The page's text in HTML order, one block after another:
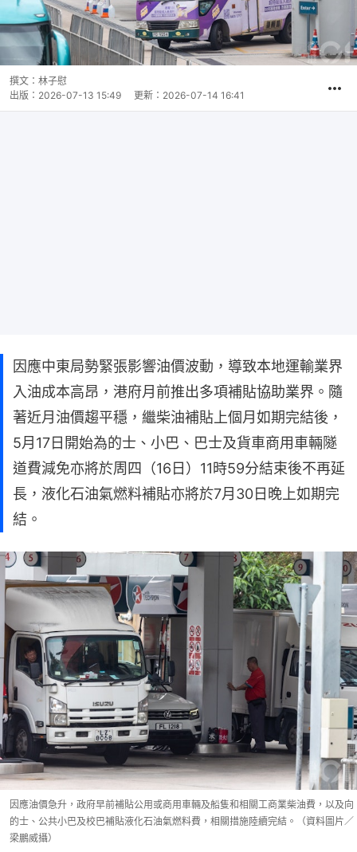
撰文： 林子慰
出版： 2026-07-13 15:49 更新： 2026-07-14 16:41
因應中東局勢緊張影響油價波動，導致本地運輸業界
入油成本高昂，港府月前推出多項補貼協助業界。隨
著近月油價趨平穩，繼柴油補貼上個月如期完結後，
5月17日開始為的士、小巴、巴士及貨車商用車輛隧
道費減免亦將於周四（16日）11時59分結束後不再延
長，液化石油氣燃料補貼亦將於7月30日晚上如期完
結。
因應油價急升，政府早前補貼公用或商用車輛及船隻和相關工商業柴油費，以及向
的士、公共小巴及校巴補貼液化石油氣燃料費，相關措施陸續完結。（資料圖片／
梁鵬威攝）